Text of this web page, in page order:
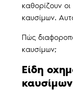
καθορίζουν
καυσίμων.
Πώς
καυσίμων;
Είδη
καυσίμων